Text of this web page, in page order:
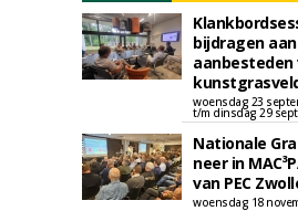
bijdragen
aanbesteden
woensdag 23
t/m dinsdag 29
Nationale
neer in
van PEC
woensdag 18